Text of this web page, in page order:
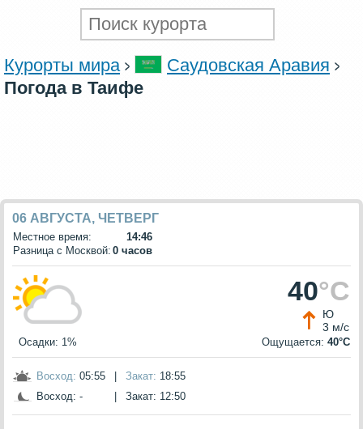
Курорты мира
Саудовская Аравия
Погода в Таифе
06 АВГУСТА, ЧЕТВЕРГ
Местное время:
14:46
Разница с Москвой: 0 часов
40°C
Ю
3 м/с
Осадки: 1% Ощущается: 40°C
Восход: 05:55 Закат: 18:55
Восход: - Закат: 12:50